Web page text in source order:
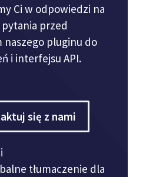
Ci w odpowiedzi na
przed
naszego pluginu do
i interfejsu API.
się z nami
tłumaczenie dla